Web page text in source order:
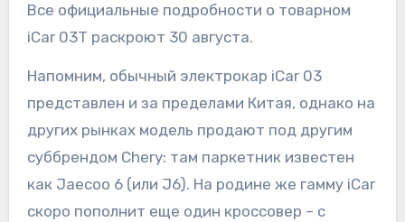
Все официальные подробности о товарном
iCar 03T раскроют 30 августа.
Напомним, обычный электрокар iCar 03
представлен и за пределами Китая, однако на
других рынках модель продают под другим
суббрендом Chery: там паркетник известен
как Jaecoo 6 (или J6). На родине же гамму iCar
скоро пополнит еще один кроссовер – с